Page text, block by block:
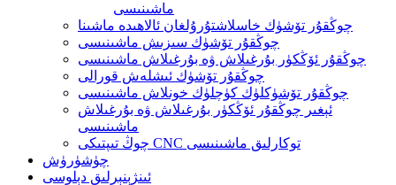
ماشىنىسى
چوڭقۇر تۆشۈك خاسلاشتۇرۇلغان ئالاھىدە ماشىنا
چوڭقۇر تۆشۈك سىزىش ماشىنىسى
چوڭقۇر ئۆڭكۈر بۇرغىلاش ۋە بۇرغىلاش ماشىنىسى
چوڭقۇر تۆشۈك ئىشلەش قورالى
چوڭقۇر تۆشۈكلۈك كۈچلۈك خونلاش ماشىنىسى
ئېغىر چوڭقۇر ئۆڭكۈر بۇرغىلاش ۋە بۇرغىلاش
ماشىنىسى
چوڭ تىپتىكى CNC توكارلىق ماشىنىسى
چۈشۈرۈش
ئىنژېنېرلىق دېلوسى